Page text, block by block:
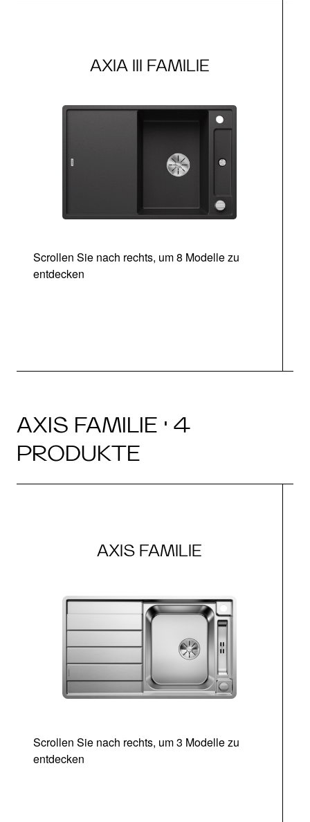
AXIA III FAMILIE
Scrollen Sie nach rechts, um 8 Modelle zu
entdecken
AXIS FAMILIE · 4
PRODUKTE
AXIS FAMILIE
Scrollen Sie nach rechts, um 3 Modelle zu
entdecken